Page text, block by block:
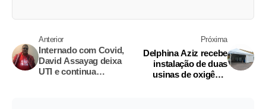
Anterior
Internado com Covid,
David Assayag deixa
UTI e continua
Próxima
Delphina Aziz recebe
instalação de duas
usinas de oxigênio